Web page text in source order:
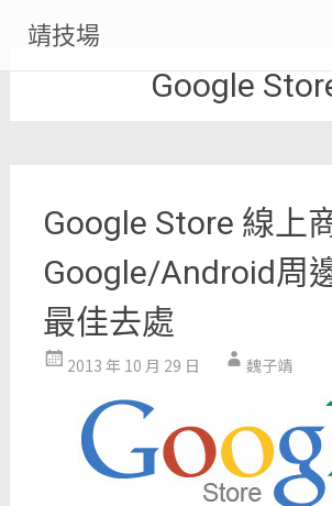
content
靖技場
Google
Google Store 線上
Google/Android周
最佳去處
2013 年 10 月 29 日 魏子靖